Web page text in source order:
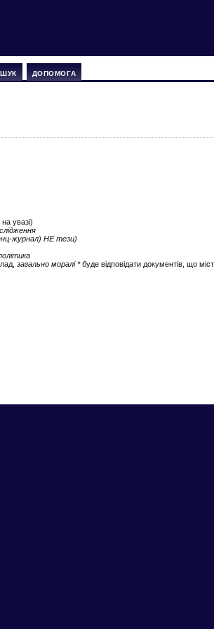
ДОПОМОГА
увазі)
журнал) НЕ тези)
загально моралі *буде відповідати документів, що